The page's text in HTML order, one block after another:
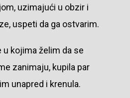
uzimajući u obzir i
uspeti da ga ostvarim.
u kojima želim da se
zanimaju, kupila par
unapred i krenula.